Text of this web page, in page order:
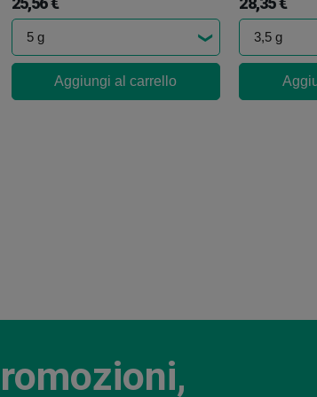
Aggiungi al carrello